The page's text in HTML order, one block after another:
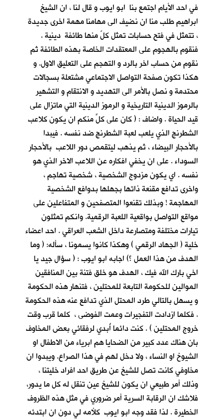
في احد الأيام اجتمع بنا ابو ايوب و قال لنا ، ان الشيخ
ابراهيم طلب منا ان نضيف الى مهامنا مهمة اخرى جديدة
، تتمثل في فتح حسابات تمثل كلٌ منها طائفة دينية .
فنقوم بالهجوم على المعتقدات الخاصة بهذه الطائفة ثم
نقوم من حساب اخر بالرد و التهجم على التعليق الاول. و
هكذا تكون صفحة التواصل الاجتماعي مشتعلة بسجالات
محتدمة و نصل بالأمر الى التهديد و الانتقام و التشهير
بالرموز الدينية التاريخية و الرموز الدينية التي ماتزال على
قيد الحياة . واضاف : ( كان على كلٍّ منكم ان يكون كلاعب
الشطرنج الذي يلعب لعبة الشطرنج ضد نفسه . فيبدا
بالأحجار البيضاء ، ثم يذهب ليتقمص دور اللاعب بالأحجار
السوداء . على ان يخفي افكاره عن اللاعب الاخر الذي هو
نفسه . اي يكون مزدوج الشخصية ، شخصية تهاجم ،
واخرى تدافع مقنعة ذاتها بجهلها بدوافع الشخصية
المهاجمة ! وبذلك تقنعوا المتصفحين و المتفاعلين على
مواقع التواصل بواقعية اللعبة الرقمية. وانكم تمثلون
تيارات مختلفة ومتصارعة داخل الشعب العراقي . احد اعضاء
خلية ( الجهاد الرقمي ) وهكذا كانوا يسمونا ، سأله: ( وما
الهدف من هذا العمل ؟) اجابه ابو ايوب : ( سؤال جيد يا
اخي بارك الله فيك ، الهدف هو خلق فتنة بين المنافقين
الموالين للحكومة التابعة للمحتلين ، فتنهار هذه الحكومة
و يسهل بالتالي طرد المحتل الذي تدافع عنه هذه الحكومة
. فكلما ازدادت التفجيرات وعمت الفوضى ، كلما قرب وقت
خروج المحتلين ) . كنت دائما أُبدي لرفقائي بعض المخاوف
بان هناك عدد كبير من الضحايا هم ابرياء من الاطفال او
الشيوخ او النساء ، ولا دخل لهم في هذا الصراع. ويبدوا ان
مخاوفي كانت تصل للشيخ عن طريق احد افراد خليتنا ،
وذلك أمر طبيعي ان يكون للشيخ عين تنقل له كل ما يدور،
فلاشك ان الرقابة السرية أمر ضروري في مثل هذه الظروف
الخطيرة . لذا فقد وجه ابو ايوب كلأمه لي دون ان ابتدئه